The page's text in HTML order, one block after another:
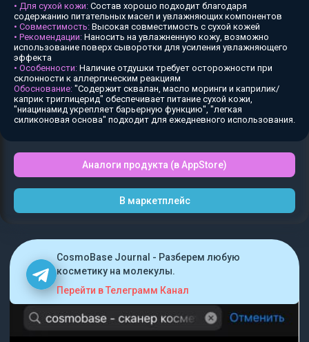
• Для сухой кожи: Состав хорошо подходит благодаря
содержанию питательных масел и увлажняющих компонентов
• Совместимость: Высокая совместимость с сухой кожей
• Рекомендации: Наносить на увлажненную кожу, возможно
использование поверх сыворотки для усиления увлажняющего
эффекта
• Особенности: Наличие отдушки требует осторожности при
склонности к аллергическим реакциям
Обоснование: "Содержит сквалан, масло моринги и каприлик/
каприк триглицерид" обеспечивает питание сухой кожи,
"ниацинамид укрепляет барьерную функцию", "легкая
силиконовая основа" подходит для ежедневного использования.
Аналоги продукта (в AppStore)
В маркетплейс
CosmoBase Journal - Разберем любую
косметику на молекулы.
Перейти в Телеграмм Канал